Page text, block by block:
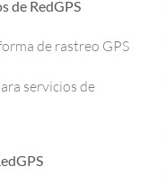
de RedGPS
de rastreo GPS
servicios de